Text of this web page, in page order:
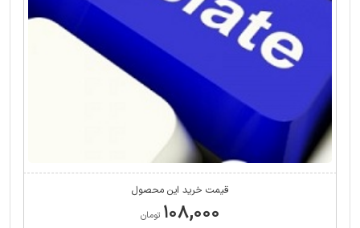
قیمت خرید این محصول
۱۰۸,۰۰۰ تومان